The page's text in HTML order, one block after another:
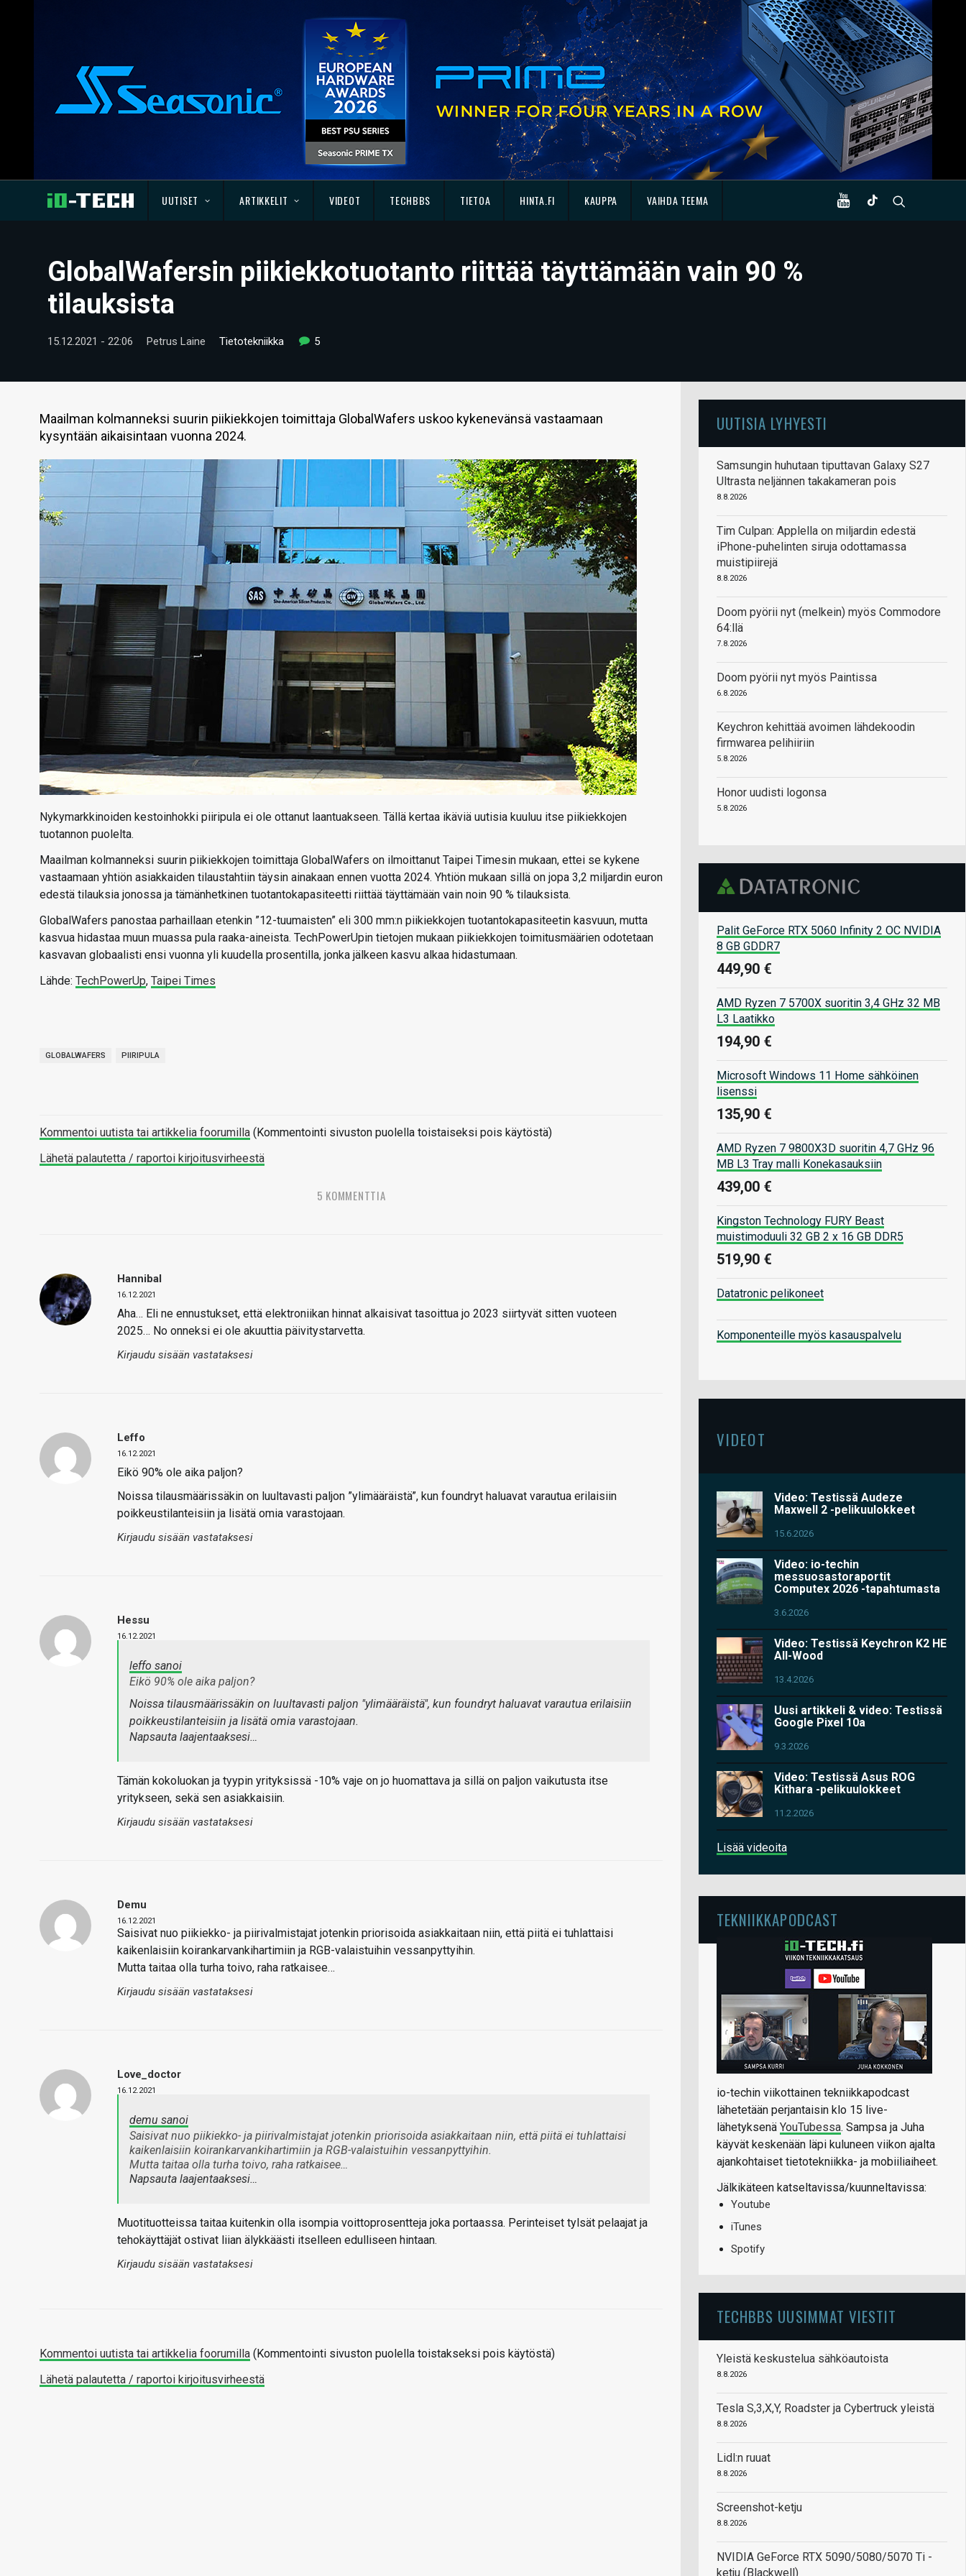
UUTISET ARTIKKELIT VIDEOT TECHBBS TIETOA HINTA.FI KAUPPA VAIHDA TEEMA
GlobalWafersin piikiekkotuotanto riittää täyttämään vain 90 %
tilauksista
15.12.2021 - 22:06 Petrus Laine Tietotekniikka 5
Maailman kolmanneksi suurin piikiekkojen toimittaja GlobalWafers uskoo kykenevänsä vastaamaan
kysyntään aikaisintaan vuonna 2024.
Nykymarkkinoiden kestoinhokki piiripula ei ole ottanut laantuakseen. Tällä kertaa ikäviä uutisia kuuluu itse piikiekkojen
tuotannon puolelta.
Maailman kolmanneksi suurin piikiekkojen toimittaja GlobalWafers on ilmoittanut Taipei Timesin mukaan, ettei se kykene
vastaamaan yhtiön asiakkaiden tilaustahtiin täysin ainakaan ennen vuotta 2024. Yhtiön mukaan sillä on jopa 3,2 miljardin euron
edestä tilauksia jonossa ja tämänhetkinen tuotantokapasiteetti riittää täyttämään vain noin 90 % tilauksista.
GlobalWafers panostaa parhaillaan etenkin ”12-tuumaisten” eli 300 mm:n piikiekkojen tuotantokapasiteetin kasvuun, mutta
kasvua hidastaa muun muassa pula raaka-aineista. TechPowerUpin tietojen mukaan piikiekkojen toimitusmäärien odotetaan
kasvavan globaalisti ensi vuonna yli kuudella prosentilla, jonka jälkeen kasvu alkaa hidastumaan.
Lähde: TechPowerUp, Taipei Times
GLOBALWAFERS PIIRIPULA
Kommentoi uutista tai artikkelia foorumilla (Kommentointi sivuston puolella toistaiseksi pois käytöstä)
Lähetä palautetta / raportoi kirjoitusvirheestä
5 KOMMENTTIA
Hannibal
16.12.2021
Aha… Eli ne ennustukset, että elektroniikan hinnat alkaisivat tasoittua jo 2023 siirtyvät sitten vuoteen
2025… No onneksi ei ole akuuttia päivitystarvetta.
Kirjaudu sisään vastataksesi
Leffo
16.12.2021
Eikö 90% ole aika paljon?
Noissa tilausmäärissäkin on luultavasti paljon ”ylimääräistä”, kun foundryt haluavat varautua erilaisiin
poikkeustilanteisiin ja lisätä omia varastojaan.
Kirjaudu sisään vastataksesi
Hessu
16.12.2021
leffo sanoi
Eikö 90% ole aika paljon?
Noissa tilausmäärissäkin on luultavasti paljon "ylimääräistä", kun foundryt haluavat varautua erilaisiin
poikkeustilanteisiin ja lisätä omia varastojaan.
Napsauta laajentaaksesi…
Tämän kokoluokan ja tyypin yrityksissä -10% vaje on jo huomattava ja sillä on paljon vaikutusta itse
yritykseen, sekä sen asiakkaisiin.
Kirjaudu sisään vastataksesi
Demu
16.12.2021
Saisivat nuo piikiekko- ja piirivalmistajat jotenkin priorisoida asiakkaitaan niin, että piitä ei tuhlattaisi
kaikenlaisiin koirankarvankihartimiin ja RGB-valaistuihin vessanpyttyihin.
Mutta taitaa olla turha toivo, raha ratkaisee…
Kirjaudu sisään vastataksesi
Love_doctor
16.12.2021
demu sanoi
Saisivat nuo piikiekko- ja piirivalmistajat jotenkin priorisoida asiakkaitaan niin, että piitä ei tuhlattaisi
kaikenlaisiin koirankarvankihartimiin ja RGB-valaistuihin vessanpyttyihin.
Mutta taitaa olla turha toivo, raha ratkaisee…
Napsauta laajentaaksesi…
Muotituotteissa taitaa kuitenkin olla isompia voittoprosentteja joka portaassa. Perinteiset tylsät pelaajat ja
tehokäyttäjät ostivat liian älykkäästi itselleen edulliseen hintaan.
Kirjaudu sisään vastataksesi
Kommentoi uutista tai artikkelia foorumilla (Kommentointi sivuston puolella toistakseksi pois käytöstä)
Lähetä palautetta / raportoi kirjoitusvirheestä
UUTISIA LYHYESTI
Samsungin huhutaan tiputtavan Galaxy S27
Ultrasta neljännen takakameran pois
8.8.2026
Tim Culpan: Applella on miljardin edestä
iPhone-puhelinten siruja odottamassa
muistipiirejä
8.8.2026
Doom pyörii nyt (melkein) myös Commodore
64:llä
7.8.2026
Doom pyörii nyt myös Paintissa
6.8.2026
Keychron kehittää avoimen lähdekoodin
firmwarea pelihiiriin
5.8.2026
Honor uudisti logonsa
5.8.2026
Palit GeForce RTX 5060 Infinity 2 OC NVIDIA
8 GB GDDR7
449,90 €
AMD Ryzen 7 5700X suoritin 3,4 GHz 32 MB
L3 Laatikko
194,90 €
Microsoft Windows 11 Home sähköinen
lisenssi
135,90 €
AMD Ryzen 7 9800X3D suoritin 4,7 GHz 96
MB L3 Tray malli Konekasauksiin
439,00 €
Kingston Technology FURY Beast
muistimoduuli 32 GB 2 x 16 GB DDR5
519,90 €
Datatronic pelikoneet
Komponenteille myös kasauspalvelu
VIDEOT
Video: Testissä Audeze
Maxwell 2 -pelikuulokkeet
15.6.2026
Video: io-techin
messuosastoraportit
Computex 2026 -tapahtumasta
3.6.2026
Video: Testissä Keychron K2 HE
All-Wood
13.4.2026
Uusi artikkeli & video: Testissä
Google Pixel 10a
9.3.2026
Video: Testissä Asus ROG
Kithara -pelikuulokkeet
11.2.2026
Lisää videoita
TEKNIIKKAPODCAST
io-techin viikottainen tekniikkapodcast
lähetetään perjantaisin klo 15 live-
lähetyksenä YouTubessa. Sampsa ja Juha
käyvät keskenään läpi kuluneen viikon ajalta
ajankohtaiset tietotekniikka- ja mobiiliaiheet.
Jälkikäteen katseltavissa/kuunneltavissa:
Youtube
iTunes
Spotify
TECHBBS UUSIMMAT VIESTIT
Yleistä keskustelua sähköautoista
8.8.2026
Tesla S,3,X,Y, Roadster ja Cybertruck yleistä
8.8.2026
Lidl:n ruuat
8.8.2026
Screenshot-ketju
8.8.2026
NVIDIA GeForce RTX 5090/5080/5070 Ti -
ketju (Blackwell)